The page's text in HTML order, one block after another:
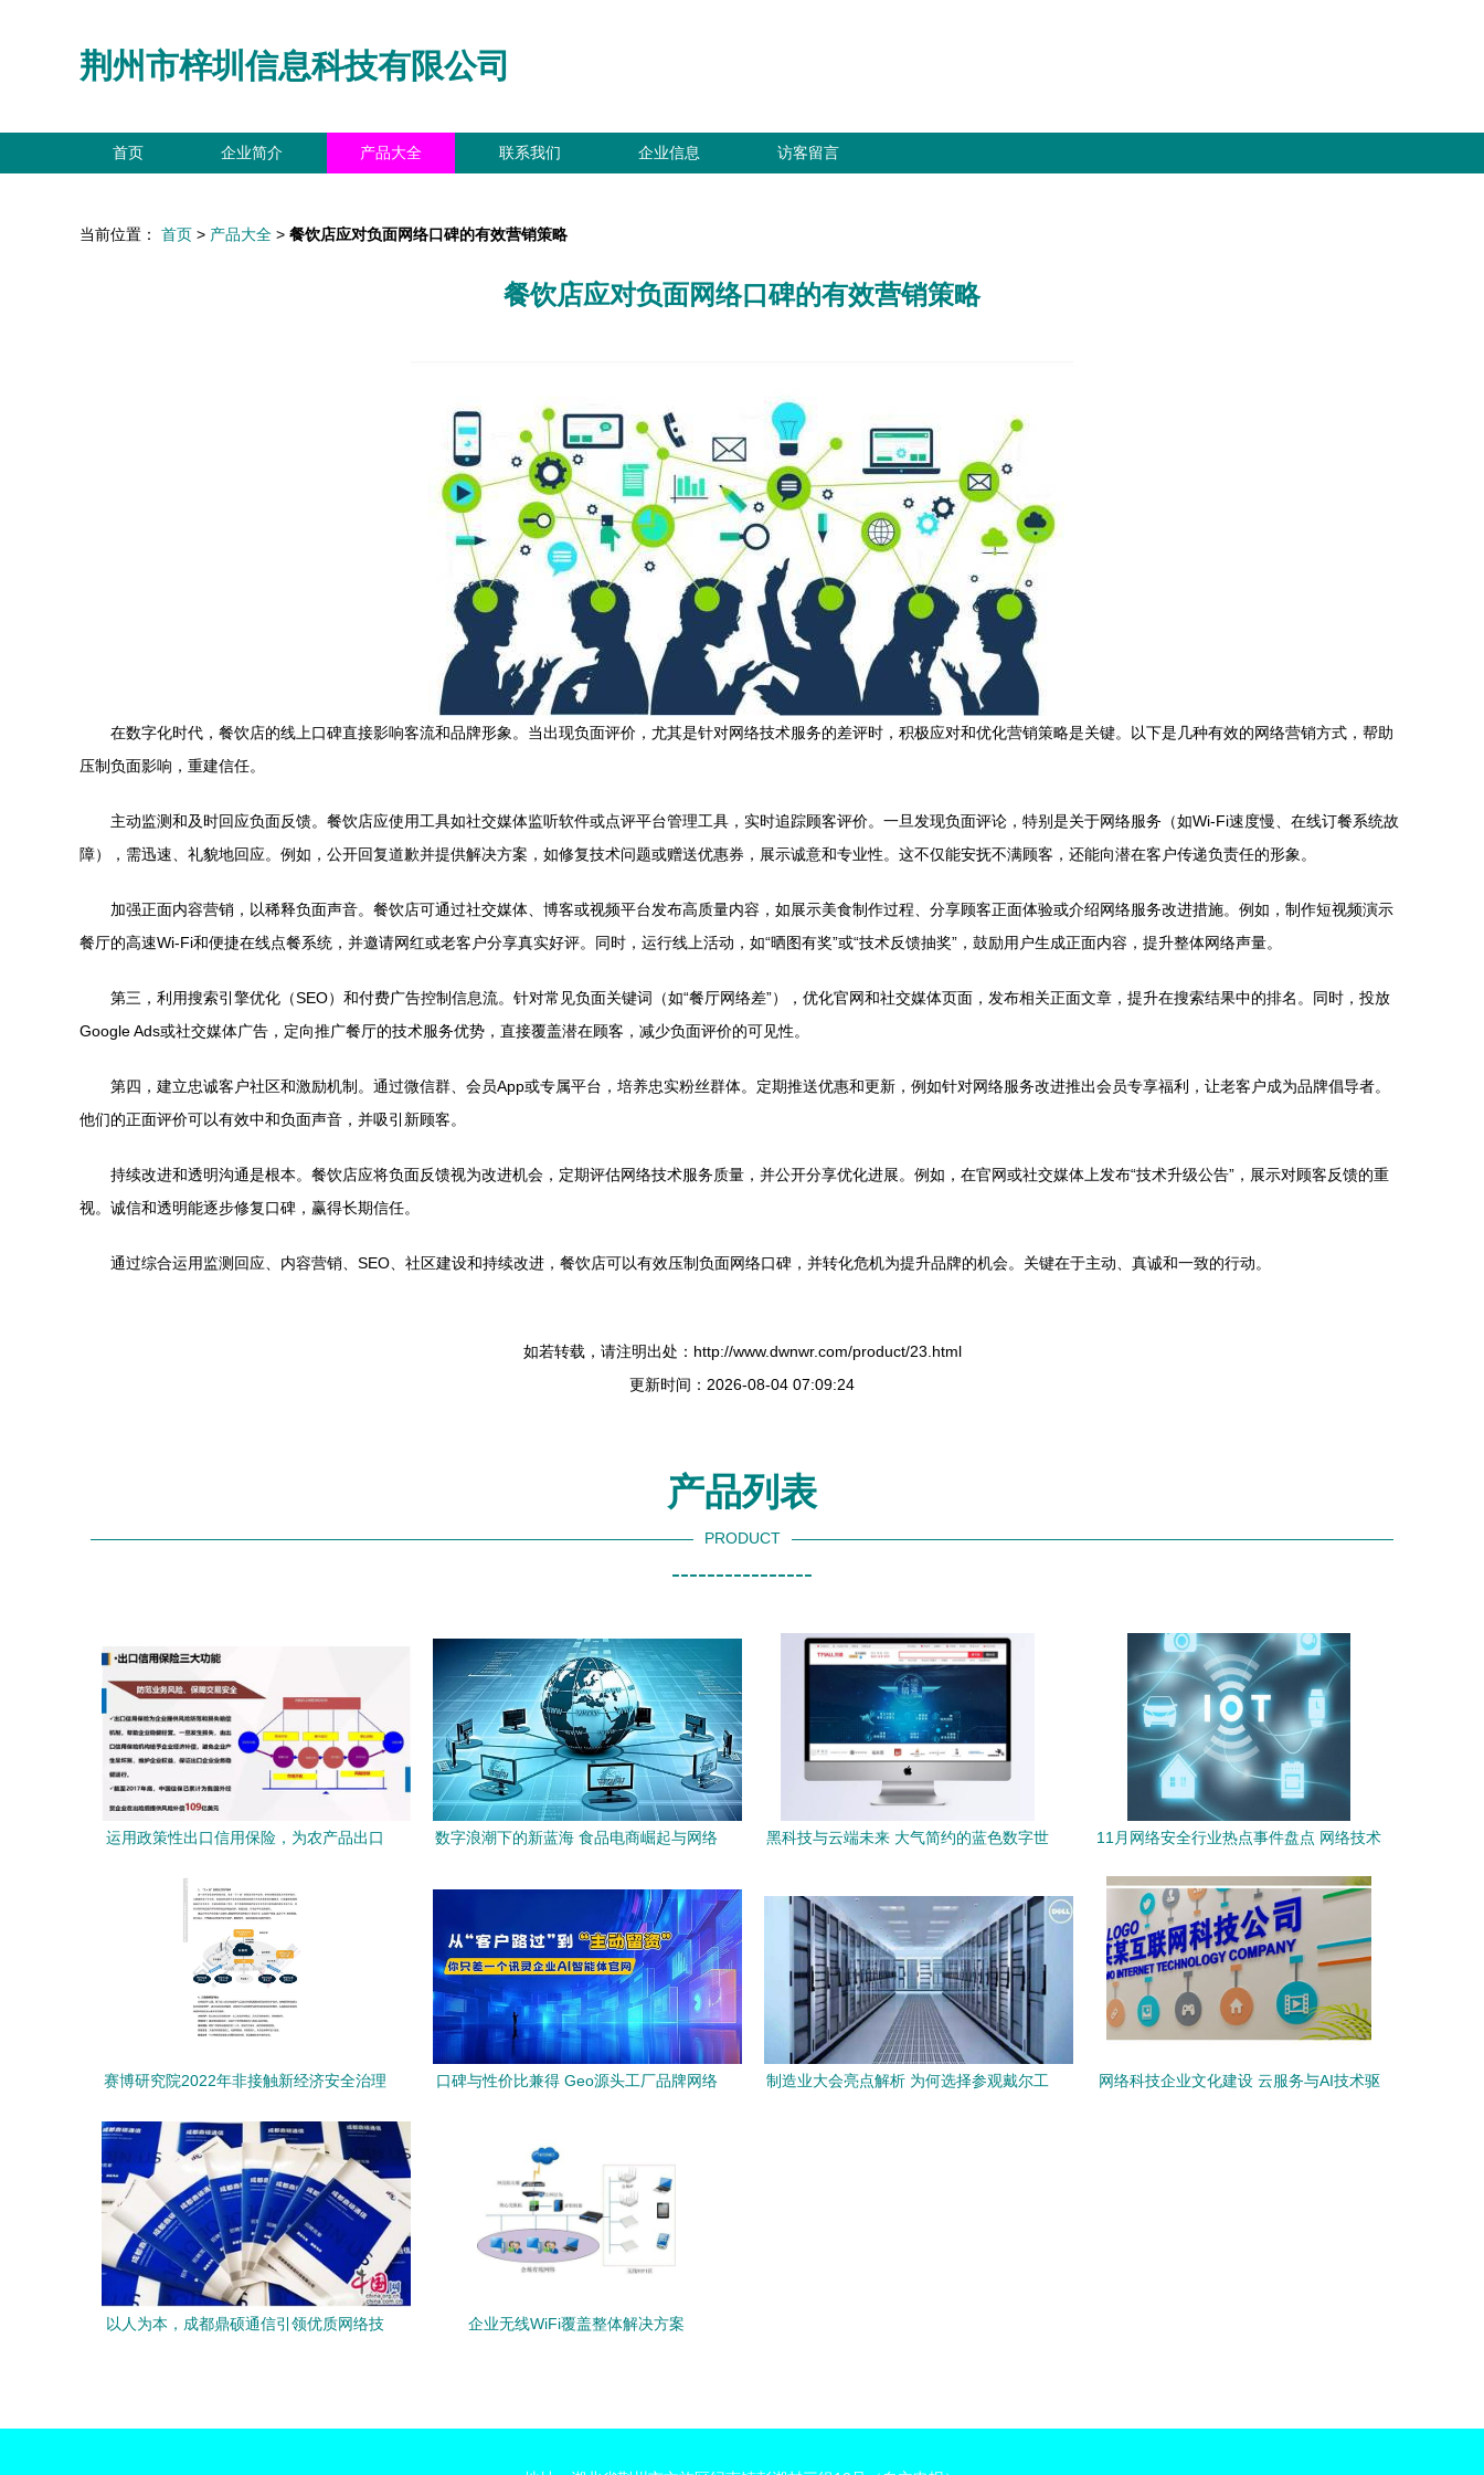
荆州市梓圳信息科技有限公司
首页 企业简介 产品大全 联系我们 企业信息 访客留言
当前位置： 首页 > 产品大全 > 餐饮店应对负面网络口碑的有效营销策略
餐饮店应对负面网络口碑的有效营销策略
在数字化时代，餐饮店的线上口碑直接影响客流和品牌形象。当出现负面评价，尤其是针对网络技术服务的差评时，积极应对和优化营销策略是关键。以下是几种有效的网络营销方式，帮助
压制负面影响，重建信任。
主动监测和及时回应负面反馈。餐饮店应使用工具如社交媒体监听软件或点评平台管理工具，实时追踪顾客评价。一旦发现负面评论，特别是关于网络服务（如Wi-Fi速度慢、在线订餐系统故
障），需迅速、礼貌地回应。例如，公开回复道歉并提供解决方案，如修复技术问题或赠送优惠券，展示诚意和专业性。这不仅能安抚不满顾客，还能向潜在客户传递负责任的形象。
加强正面内容营销，以稀释负面声音。餐饮店可通过社交媒体、博客或视频平台发布高质量内容，如展示美食制作过程、分享顾客正面体验或介绍网络服务改进措施。例如，制作短视频演示
餐厅的高速Wi-Fi和便捷在线点餐系统，并邀请网红或老客户分享真实好评。同时，运行线上活动，如“晒图有奖”或“技术反馈抽奖”，鼓励用户生成正面内容，提升整体网络声量。
第三，利用搜索引擎优化（SEO）和付费广告控制信息流。针对常见负面关键词（如“餐厅网络差”），优化官网和社交媒体页面，发布相关正面文章，提升在搜索结果中的排名。同时，投放
Google Ads或社交媒体广告，定向推广餐厅的技术服务优势，直接覆盖潜在顾客，减少负面评价的可见性。
第四，建立忠诚客户社区和激励机制。通过微信群、会员App或专属平台，培养忠实粉丝群体。定期推送优惠和更新，例如针对网络服务改进推出会员专享福利，让老客户成为品牌倡导者。
他们的正面评价可以有效中和负面声音，并吸引新顾客。
持续改进和透明沟通是根本。餐饮店应将负面反馈视为改进机会，定期评估网络技术服务质量，并公开分享优化进展。例如，在官网或社交媒体上发布“技术升级公告”，展示对顾客反馈的重
视。诚信和透明能逐步修复口碑，赢得长期信任。
通过综合运用监测回应、内容营销、SEO、社区建设和持续改进，餐饮店可以有效压制负面网络口碑，并转化危机为提升品牌的机会。关键在于主动、真诚和一致的行动。
如若转载，请注明出处：http://www.dwnwr.com/product/23.html
更新时间：2026-08-04 07:09:24
产品列表
PRODUCT
----------------
运用政策性出口信用保险，为农产品出口
服务部总经理牛惠莲在首届中国古田食用
菌大会上的演讲
数字浪潮下的新蓝海 食品电商崛起与网络
黑科技与云端未来 大气简约的蓝色数字世
11月网络安全行业热点事件盘点 网络技术
赛博研究院2022年非接触新经济安全治理
口碑与性价比兼得 Geo源头工厂品牌网络
制造业大会亮点解析 为何选择参观戴尔工
网络科技企业文化建设 云服务与AI技术驱
以人为本，成都鼎硕通信引领优质网络技
企业无线WiFi覆盖整体解决方案